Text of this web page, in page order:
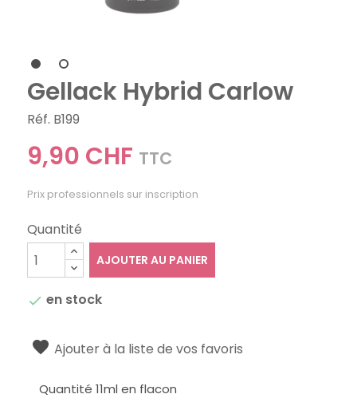
Gellack Hybrid Carlow
Réf. B199
9,90 CHF TTC
Prix professionnels sur inscription
Quantité
AJOUTER AU PANIER
 en stock
Ajouter à la liste de vos favoris
Quantité 11ml en flacon